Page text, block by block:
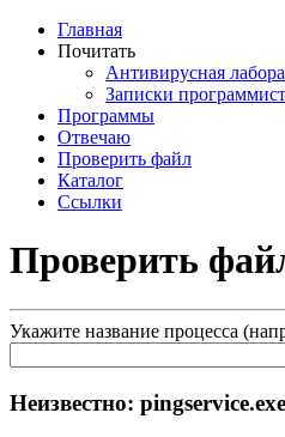
Главная
Почитать
Антивирусная
Записки
Программы
Отвечаю
Проверить файл
Каталог
Ссылки
Проверить
Укажите название процесса
Неизвестно: pingservice.exe